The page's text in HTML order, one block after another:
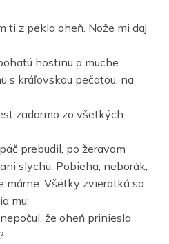
ti z pekla oheň. Nože mi daj
hostinu a muche
s kráľovskou pečaťou, na
zadarmo zo všetkých
prebudil, po žeravom
slychu. Pobieha, neborák,
márne. Všetky zvieratká sa
mu:
že oheň priniesla